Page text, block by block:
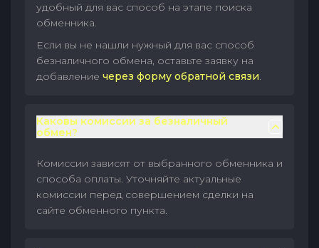
удобный для вас способ на этапе поиска
обменника.
Если вы не нашли нужный для вас способ
безналичного обмена, оставьте заявку на
добавление через форму обратной связи.
Каковы комиссии за безналичный
обмен?
Комиссии зависят от выбранного обменника и
способа оплаты. Уточняйте актуальные
комиссии перед совершением сделки на
сайте обменного пункта.